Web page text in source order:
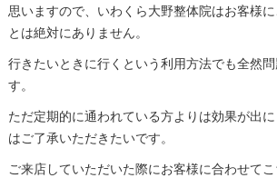
思いますので、いわくら大野整体院はお客様
とは絶対にありません。
行きたいときに行くという利用方法でも全然
す。
ただ定期的に通われている方よりは効果が出
はご了承いただきたいです。
ご来店していただいた際にお客様に合わせて